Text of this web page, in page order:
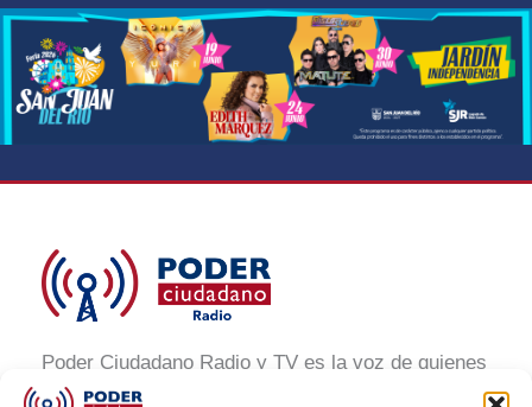
Poder Ciudadano Radio y TV es la voz de quienes
buscan un México informado y participativo.